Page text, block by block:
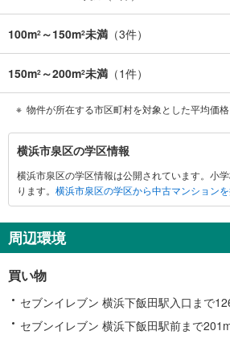
100m2 ～150m2未満 （3件）
150m2 ～200m2未満 （1件）
物件が所在する市区町村を対象とした平均価格
横
浜
市
泉
に
関
る
情
報
横浜市泉区の学区情報
横浜市泉区の学区情報は公開されています。小
ります。 横浜市泉区の学区から中古マンション
周辺環境
買い物
セブンイレブン 横浜下飯田駅入口まで
セブンイレブン 横浜下飯田駅前まで